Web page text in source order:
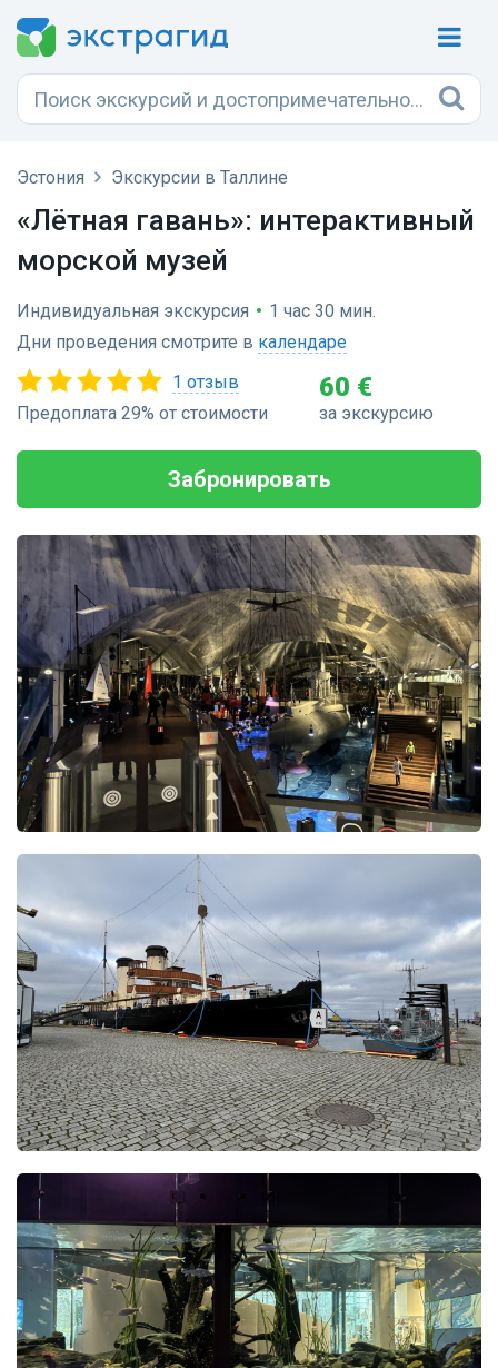
Эстония Экскурсии в Таллине
«Лётная гавань»: интерактивный
морской музей
Индивидуальная экскурсия • 1 час 30 мин.
Дни проведения смотрите в календаре
1 отзыв
Предоплата 29% от стоимости
60 €
за экскурсию
Забронировать